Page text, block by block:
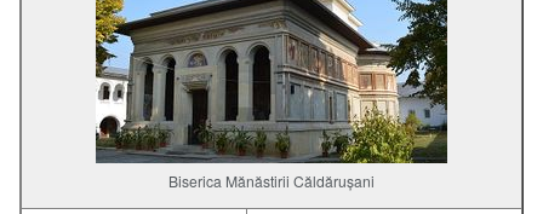
Biserica Mănăstirii Căldărușani